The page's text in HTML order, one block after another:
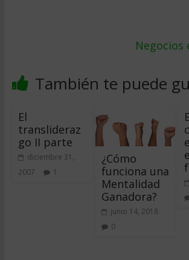
Negocios
También te puede
El
translideraz
go II parte
diciembre 31,
2007
1
¿Cómo
funciona una
Mentalidad
Ganadora?
junio 14, 2018
0